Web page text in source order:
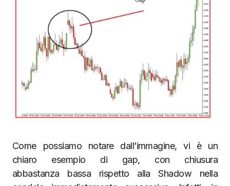
Come possiamo notare dall’immagine, vi è un
chiaro esempio di gap, con chiusura
abbastanza bassa rispetto alla Shadow nella